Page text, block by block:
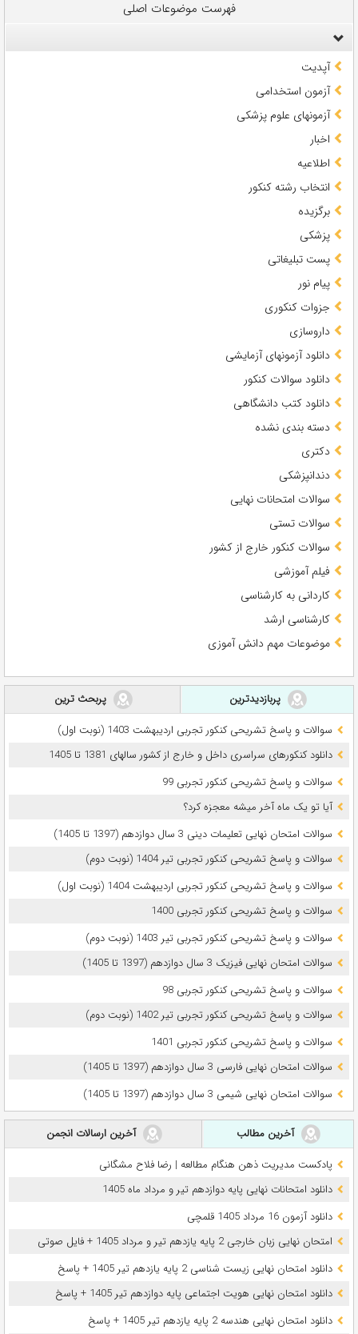
فهرست موضوعات اصلی
آپدیت
آزمون استخدامی
آزمونهای علوم پزشکی
اخبار
اطلاعیه
انتخاب رشته کنکور
برگزیده
پزشکی
پست تبلیغاتی
پیام نور
جزوات کنکوری
داروسازی
دانلود آزمونهای آزمایشی
دانلود سوالات کنکور
دانلود کتب دانشگاهی
دسته بندی نشده
دکتری
دندانپزشکی
سوالات امتحانات نهایی
سوالات تستی
سوالات کنکور خارج از کشور
فیلم آموزشی
کاردانی به کارشناسی
کارشناسی ارشد
موضوعات مهم دانش آموزی
پربازدیدترین
پربحث ترین
سوالات و پاسخ تشریحی کنکور تجربی اردیبهشت 1403 (نوبت اول)
دانلود کنکورهای سراسری داخل و خارج از کشور سالهای 1381 تا 1405
سوالات و پاسخ تشریحی کنکور تجربی 99
آیا تو یک ماه آخر میشه معجزه کرد؟
سوالات امتحان نهایی تعلیمات دینی 3 سال دوازدهم (1397 تا 1405)
سوالات و پاسخ تشریحی کنکور تجربی تیر 1404 (نوبت دوم)
سوالات و پاسخ تشریحی کنکور تجربی اردیبهشت 1404 (نوبت اول)
سوالات و پاسخ تشریحی کنکور تجربی 1400
سوالات و پاسخ تشریحی کنکور تجربی تیر 1403 (نوبت دوم)
سوالات امتحان نهایی فیزیک 3 سال دوازدهم (1397 تا 1405)
سوالات و پاسخ تشریحی کنکور تجربی 98
سوالات و پاسخ تشریحی کنکور تجربی تیر 1402 (نوبت دوم)
سوالات و پاسخ تشریحی کنکور تجربی 1401
سوالات امتحان نهایی فارسی 3 سال دوازدهم (1397 تا 1405)
سوالات امتحان نهایی شیمی 3 سال دوازدهم (1397 تا 1405)
آخرین مطالب
آخرین ارسالات انجمن
پادکست مدیریت ذهن هنگام مطالعه | رضا فلاح مشگانی
دانلود امتحانات نهایی پایه دوازدهم تیر و مرداد ماه 1405
دانلود آزمون 16 مرداد 1405 قلمچی
امتحان نهایی زبان خارجی 2 پایه یازدهم تیر و مرداد 1405 + فایل صوتی
دانلود امتحان نهایی زیست شناسی 2 پایه یازدهم تیر 1405 + پاسخ
دانلود امتحان نهایی هویت اجتماعی پایه دوازدهم تیر 1405 + پاسخ
دانلود امتحان نهایی هندسه 2 پایه یازدهم تیر 1405 + پاسخ